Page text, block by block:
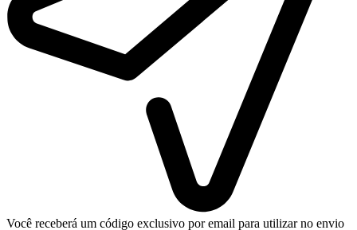
Você receberá um código exclusivo por email para utilizar no envio